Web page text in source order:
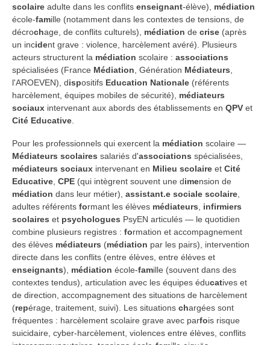
scolaire adulte dans les conflits enseignant-élève), médiation
école-famille (notamment dans les contextes de tensions, de
décrochage, de conflits culturels), médiation de crise (après
un incident grave : violence, harcèlement avéré). Plusieurs
acteurs structurent la médiation scolaire : associations
spécialisées (France Médiation , Génération Médiateurs
l'AROEVEN), dispositifs Education Nationale (référents
harcèlement, équipes mobiles de sécurité), médiateurs
sociaux intervenant aux abords des établissements en QPV et
Cité Educative
Pour les professionnels qui exercent la médiation scolaire —
Médiateurs scolaires salariés d'associations spécialisées,
médiateurs sociaux intervenant en Milieu scolaire et Cité
Educative CPE (qui intègrent souvent une dimension de
médiation dans leur métier), assistant.e sociale scolaire
adultes référents formant les élèves médiateurs
infirmiers
scolaires et psychologues PsyEN articulés — le quotidien
combine plusieurs registres : formation et accompagnement
des élèves médiateurs (médiation par les pairs), intervention
directe dans les conflits (entre élèves, entre élèves et
enseignants), médiation école-famille (souvent dans des
contextes tendus), articulation avec les équipes éducatives et
de direction, accompagnement des situations de harcèlement
(repérage, traitement, suivi). Les situations chargées sont
fréquentes : harcèlement scolaire grave avec parfois risque
suicidaire, cyber-harcèlement, violences entre élèves, conflits